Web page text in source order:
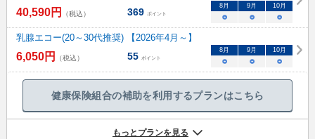
40,590円 （税込） 369 ポイント
8月 9月 10月
○ ○ ○
乳腺エコー(20～30代推奨) 【2026年4月～】
6,050円 （税込） 55 ポイント
8月 9月 10月
○ ○ ○
健康保険組合の補助を利用するプランはこちら
もっとプランを見る